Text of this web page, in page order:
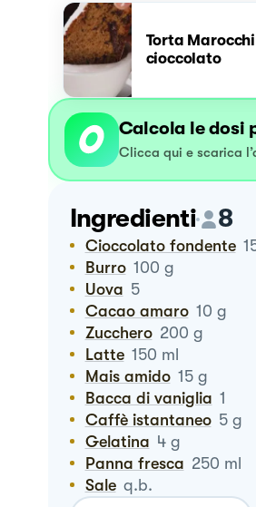
Torta
cioccolato
Calcola le dosi
Clicca qui e scarica
Ingredienti 8
Cioccolato fondente
Burro 100 g
Uova 5
Cacao amaro 10 g
Zucchero 200 g
Latte 150 ml
Mais amido 15 g
Bacca di vaniglia 1
Caffè istantaneo 5 g
Gelatina 4 g
Panna fresca 250 ml
Sale q.b.